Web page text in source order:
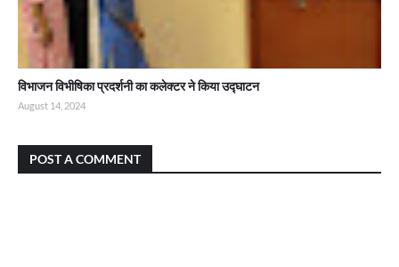
विभाजन विभीषिका प्रदर्शनी का कलेक्टर ने किया उद्घाटन
August 14, 2024
POST A COMMENT